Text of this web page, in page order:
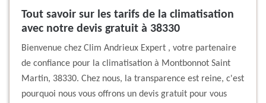
Tout savoir sur les tarifs de la climatisation
avec notre devis gratuit à 38330
Bienvenue chez Clim Andrieux Expert , votre partenaire
de confiance pour la climatisation à Montbonnot Saint
Martin, 38330. Chez nous, la transparence est reine, c'est
pourquoi nous vous offrons un devis gratuit pour vous